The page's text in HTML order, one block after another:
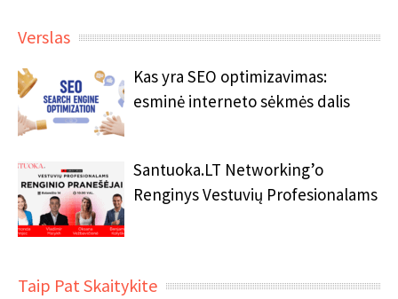
Verslas
Kas yra SEO optimizavimas:
esminė interneto sėkmės dalis
Santuoka.LT Networking’o
Renginys Vestuvių Profesionalams
Taip Pat Skaitykite